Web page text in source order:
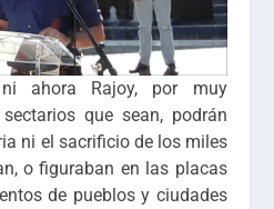
ahora Rajoy, por muy
que sean, podrán
ni el sacrificio de los miles
o figuraban en las placas
de pueblos y ciudades